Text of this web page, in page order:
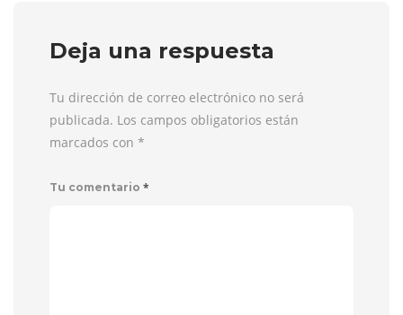
Deja una respuesta
Tu dirección de correo electrónico no será
publicada. Los campos obligatorios están
marcados con *
Tu comentario *